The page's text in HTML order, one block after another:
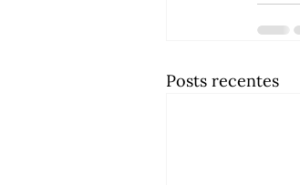
Posts recentes